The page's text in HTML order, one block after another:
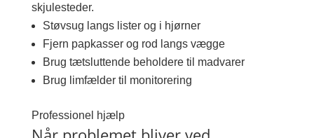
skjulesteder.
Støvsug langs lister og i hjørner
Fjern papkasser og rod langs vægge
Brug tætsluttende beholdere til madvarer
Brug limfælder til monitorering
Professionel hjælp